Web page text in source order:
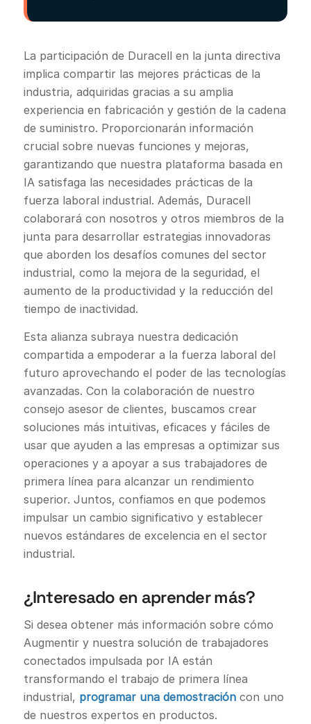
La participación de Duracell en la junta directiva
implica compartir las mejores prácticas de la
industria, adquiridas gracias a su amplia
experiencia en fabricación y gestión de la cadena
de suministro. Proporcionarán información
crucial sobre nuevas funciones y mejoras,
garantizando que nuestra plataforma basada en
IA satisfaga las necesidades prácticas de la
fuerza laboral industrial. Además, Duracell
colaborará con nosotros y otros miembros de la
junta para desarrollar estrategias innovadoras
que aborden los desafíos comunes del sector
industrial, como la mejora de la seguridad, el
aumento de la productividad y la reducción del
tiempo de inactividad.
Esta alianza subraya nuestra dedicación
compartida a empoderar a la fuerza laboral del
futuro aprovechando el poder de las tecnologías
avanzadas. Con la colaboración de nuestro
consejo asesor de clientes, buscamos crear
soluciones más intuitivas, eficaces y fáciles de
usar que ayuden a las empresas a optimizar sus
operaciones y a apoyar a sus trabajadores de
primera línea para alcanzar un rendimiento
superior. Juntos, confiamos en que podemos
impulsar un cambio significativo y establecer
nuevos estándares de excelencia en el sector
industrial.
¿Interesado en aprender más?
Si desea obtener más información sobre cómo
Augmentir y nuestra solución de trabajadores
conectados impulsada por IA están
transformando el trabajo de primera línea
industrial, programar una demostracióncon uno
de nuestros expertos en productos.